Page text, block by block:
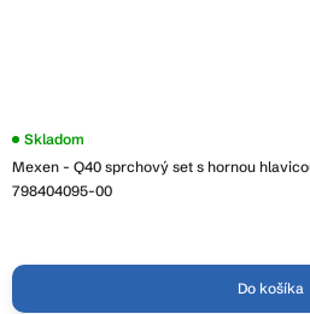
Mexen - Q40 sprchový set s hornou
798404095-00
Skladom
Do košíka